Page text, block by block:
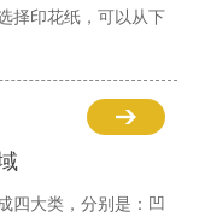
择印花纸，可以从下
四大类，分别是：凹